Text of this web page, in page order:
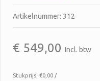
Artikelnummer: 312
€ 549,00 Incl. btw
Stukprijs: €0,00 /